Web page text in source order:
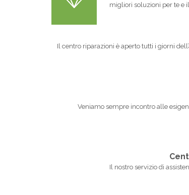
migliori soluzioni per te e
Il centro riparazioni è aperto tutti i giorni
Veniamo sempre incontro alle
Il nostro servizio di